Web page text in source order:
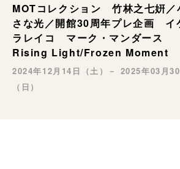
MOTコレクション 竹林之七姸／
さな光／開館30周年プレ企画 イ
ラレイコ マーク・マンダース
Rising Light/Frozen Moment
2024年12月14日（土）－ 2025年03月
（日）